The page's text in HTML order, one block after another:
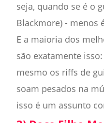
seja, quando se é o
Blackmore) - menos
E a maioria dos
são exatamente
mesmo os riffs de
soam pesados na
isso é um assunto